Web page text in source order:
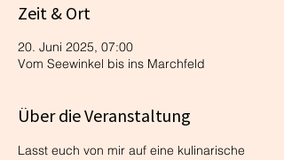
Zeit & Ort
20. Juni 2025, 07:00
Vom Seewinkel bis ins Marchfeld
Über die Veranstaltung
Lasst euch von mir auf eine kulinarische